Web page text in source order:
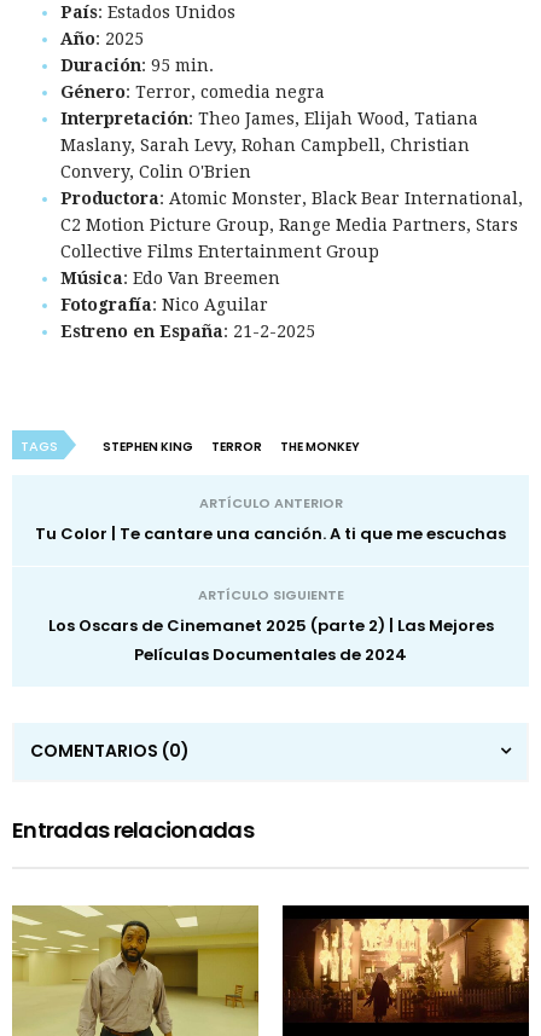
País: Estados Unidos
Año: 2025
Duración: 95 min.
Género: Terror, comedia negra
Interpretación: Theo James, Elijah Wood, Tatiana
Maslany, Sarah Levy, Rohan Campbell, Christian
Convery, Colin O'Brien
Productora: Atomic Monster, Black Bear International,
C2 Motion Picture Group, Range Media Partners, Stars
Collective Films Entertainment Group
Música: Edo Van Breemen
Fotografía: Nico Aguilar
Estreno en España: 21-2-2025
TAGS STEPHEN KING TERROR THE MONKEY
ARTÍCULO ANTERIOR
Tu Color | Te cantare una canción. A ti que me escuchas
ARTÍCULO SIGUIENTE
Los Oscars de Cinemanet 2025 (parte 2) | Las Mejores
Películas Documentales de 2024
COMENTARIOS (0)
Entradas relacionadas